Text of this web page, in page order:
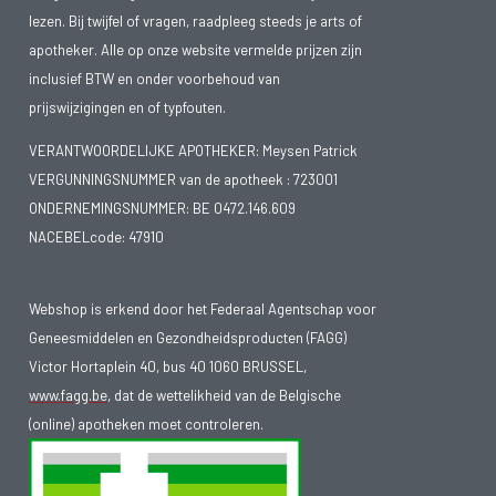
als je weet dat glaucoom bij je in de familie voorkomt, is het
verstandig om je ogen regelmatig (d.w.z. één maal per jaar) te
laten onderzoeken. Ook als je last hebt van suikerziekte,
migraine, bijziendheid en hoge of lage bloeddruk, heb je meer
kans om glaucoom te ontwikkelen. Glaucoom kan een op
zichzelf staande ziekte zijn, maar kan ook ontstaan door
een andere oogziekte (secundair). Bij sommige mensen is
glaucoom aangeboren.
druk in het oog te verminderen. Je zal die waarschijnlijk de
rest van je leven moeten gebruiken. Als de aandoening in een
door oogdruppels, is er misschien een operatie nodig om
een afvoerkanaal te maken in het oogwit.
lezen. Bij twijfel of vragen, raadpleeg steeds je arts of
apotheker. Alle op onze website vermelde prijzen zijn
inclusief BTW en onder voorbehoud van
prijswijzigingen en of typfouten.
VERANTWOORDELIJKE APOTHEKER: Meysen Patrick
VERGUNNINGSNUMMER van de apotheek : 723001
ONDERNEMINGSNUMMER: BE 0472.146.609
NACEBELcode: 47910
Webshop is erkend door het Federaal Agentschap voor
Geneesmiddelen en Gezondheidsproducten (FAGG)
Victor Hortaplein 40, bus 40 1060 BRUSSEL,
www.fagg.be, dat de wettelikheid van de Belgische
(online) apotheken moet controleren.